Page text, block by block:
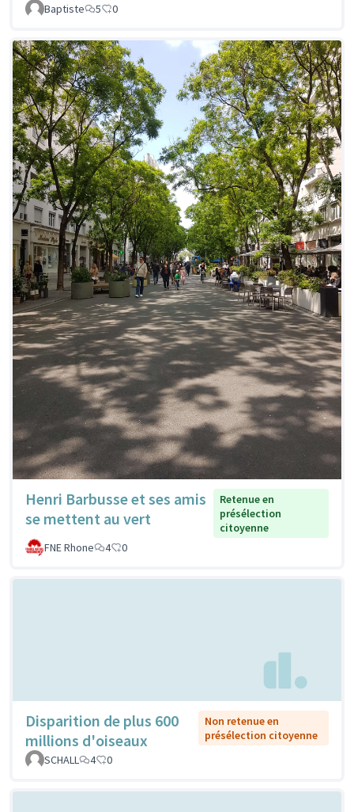
Baptiste 5 0
Henri Barbusse et ses amis
se mettent au vert
Retenue en
présélection
citoyenne
FNE Rhone
4 0
Disparition de plus 600
millions d'oiseaux
Non retenue en
présélection citoyenne
SCHALL
4 0